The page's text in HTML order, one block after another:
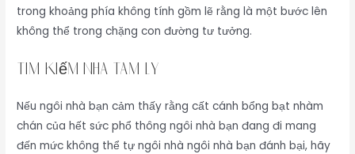
trong khoảng phía không tính gồm lẽ rằng là một bước lên
không thể trong chặng con đường tư tưởng.
Tìm Kiếm Nhà Tâm Lý
Nếu ngôi nhà bạn cảm thấy rằng cất cánh bổng bạt nhàm
chán của hết sức phổ thông ngôi nhà bạn đang đi mang
đến mức không thể tự ngôi nhà ngôi nhà bạn đánh bại, hãy